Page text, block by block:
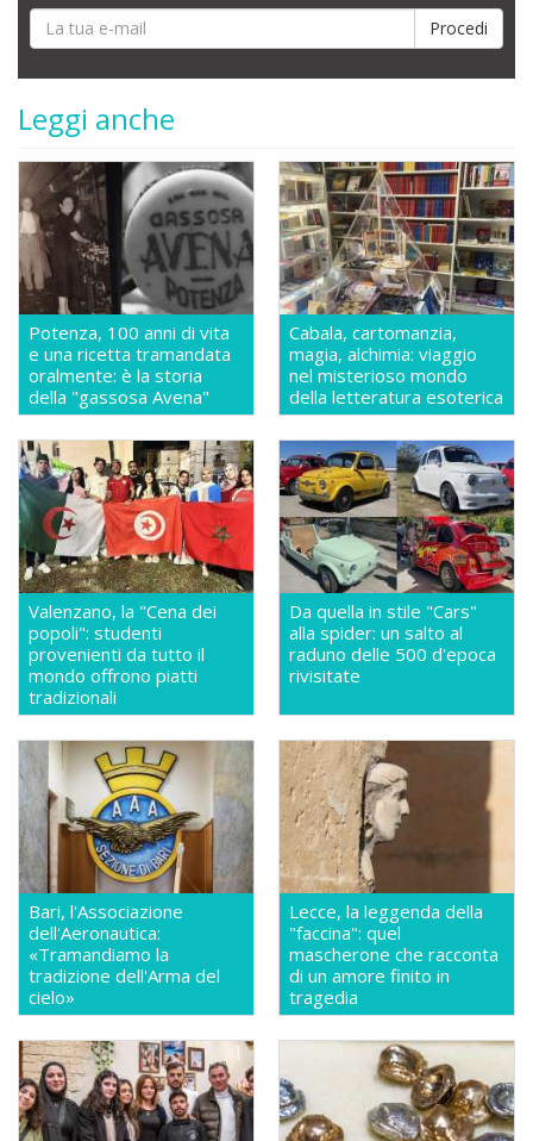
Leggi anche
Potenza, 100 anni di vita
e una ricetta tramandata
oralmente: è la storia
della "gassosa Avena"
Cabala, cartomanzia,
magia, alchimia: viaggio
nel misterioso mondo
della letteratura esoterica
Valenzano, la "Cena dei
popoli": studenti
provenienti da tutto il
mondo offrono piatti
tradizionali
Da quella in stile "Cars"
alla spider: un salto al
raduno delle 500 d'epoca
rivisitate
Bari, l'Associazione
dell'Aeronautica:
«Tramandiamo la
tradizione dell'Arma del
cielo»
Lecce, la leggenda della
"faccina": quel
mascherone che racconta
di un amore finito in
tragedia